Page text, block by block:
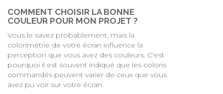
COMMENT CHOISIR LA BONNE
COULEUR POUR MON PROJET ?
Vous le savez probablement, mais la
colorimétrie de votre écran influence la
perception que vous avez des couleurs. C'est
pourquoi il est souvent indiqué que les coloris
commandés peuvent varier de ceux que vous
avez pu voir sur votre écran.